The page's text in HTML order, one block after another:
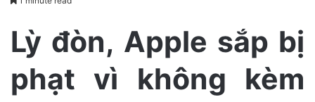
e
Lỳ đòn, Apple sắp bị
phạt vì không kèm